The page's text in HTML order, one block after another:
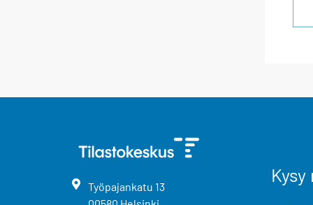
Työpajankatu 13